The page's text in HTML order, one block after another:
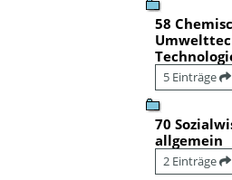
58
5 Einträge
70
allgemein
2 Einträge